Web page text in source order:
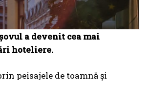
a devenit cea mai
hoteliere.
peisajele de toamnă și